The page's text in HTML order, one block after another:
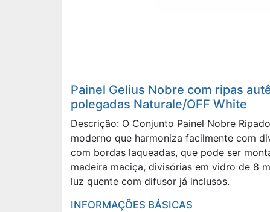
Painel Gelius Nobre com ripas
polegadas Naturale/OFF White
Descrição: O Conjunto Painel Nobre
moderno que harmoniza facilmente com
com bordas laqueadas, que pode ser
madeira maciça, divisórias em vidro de 8
luz quente com difusor já inclusos.
INFORMAÇÕES BÁSICAS